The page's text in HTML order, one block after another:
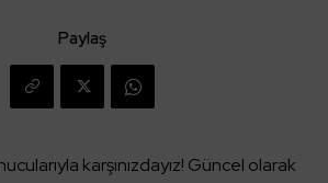
Paylaş
karşınızdayız! Güncel olarak